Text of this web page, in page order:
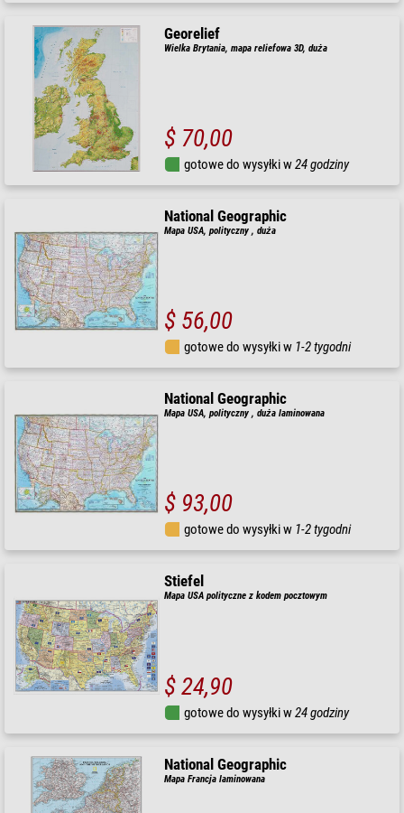
Georelief
Wielka Brytania, mapa reliefowa 3D, duża
$ 70,00
gotowe do wysyłki w24 godziny
National Geographic
Mapa USA, polityczny , duża
$ 56,00
gotowe do wysyłki w 1-2 tygodni
National Geographic
Mapa USA, polityczny , duża laminowana
$ 93,00
gotowe do wysyłki w 1-2 tygodni
Stiefel
Mapa USA polityczne z kodem pocztowym
$ 24,90
gotowe do wysyłki w24 godziny
National Geographic
Mapa Francja laminowana